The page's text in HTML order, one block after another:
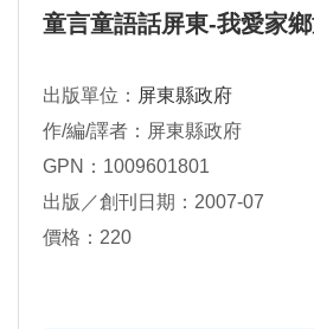
童言童語話屏東-我愛家
出版單位： 屏東縣政府
作/編/譯者：屏東縣政府
GPN：1009601801
出版／創刊日期：2007-07
價格：220